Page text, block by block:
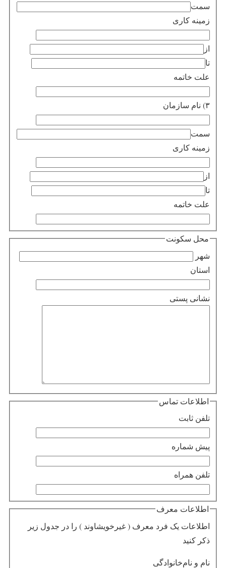
سمت
زمینه کاری
از
تا
علت خاتمه
۳) نام سازمان
سمت
زمینه کاری
از
تا
علت خاتمه
محل سکونت
شهر
استان
نشانی پستی
اطلاعات تماس
تلفن ثابت
پیش شماره
تلفن همراه
اطلاعات معرف
اطلاعات یک فرد معرف ( غیرخویشاوند ) را در جدول زیر
ذکر کنید
نام و نام‌خانوادگی